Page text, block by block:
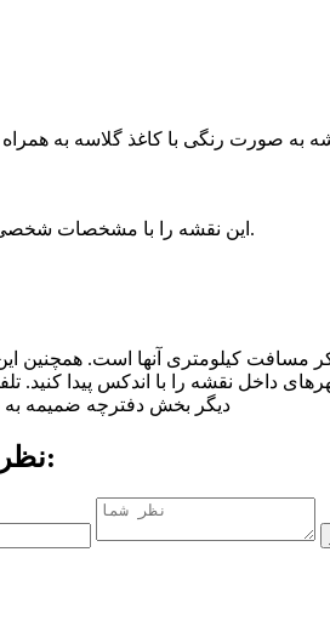
به صورت رنگی با کاغذ گلاسه به
این نقشه را با مشخصات شخصی خود، در تعداد دلخواه، می توانید سفارش دهید.
ذکر مسافت کیلومتری آنها است.
داخل نقشه را با اندکس پیدا
دیگر بخش دفترچه ضمیمه به
نظرات خود را با ما درمیان بگذارید: